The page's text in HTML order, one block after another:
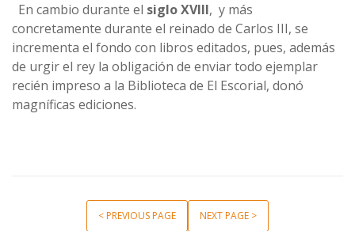
En cambio durante el siglo XVIII, y más
concretamente durante el reinado de Carlos III, se
incrementa el fondo con libros editados, pues, además
de urgir el rey la obligación de enviar todo ejemplar
recién impreso a la Biblioteca de El Escorial, donó
magníficas ediciones.
< PREVIOUS PAGE NEXT PAGE >